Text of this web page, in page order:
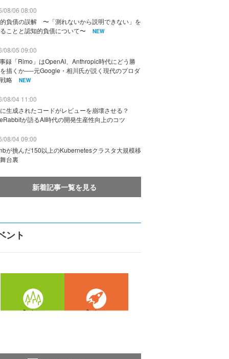
08/06 08:00
負債の誤解 〜「測れないから説明できない」を
ことと認知的負債について〜
NEW
08/05 09:00
録「Rimo」はOpenAI、Anthropic時代にどう勝
描くか──元Google・相川氏が説く現代のプロダ
略
NEW
08/04 11:00
生成されたコードがレビューを崩壊させる？
が語るAI時代の開発生産性向上のコツ
08/04 09:00
が挑んだ150以上のKubernetesクラスタ大規模移
台裏
新着記事一覧を見る
ント